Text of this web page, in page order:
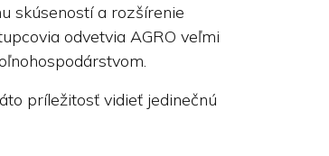
skúseností a rozšírenie
odvetvia AGRO veľmi
príležitosť vidieť jedinečnú